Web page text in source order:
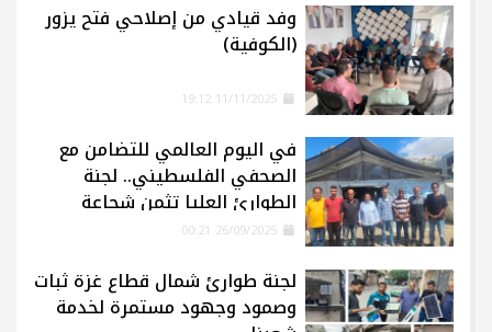
وفد قيادي من إصلاحي فتح يزور
(الكوفية)
في اليوم العالمي للتضامن مع
الصحفي الفلسطيني.. لجنة
الطوارئ العليا تثمن شجاعة
الإعلاميين في غزة
لجنة طوارئ شمال قطاع غزة ثبات
وصمود وجهود مستمرة لخدمة